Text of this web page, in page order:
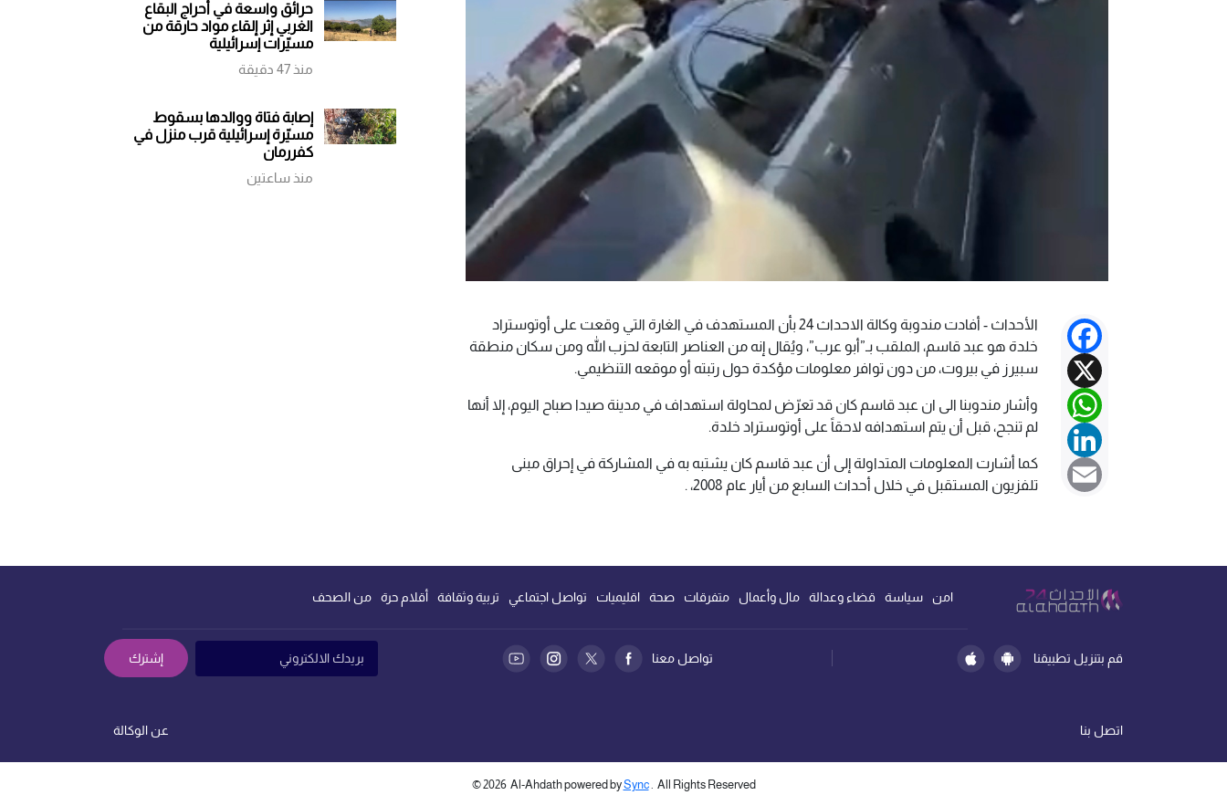
Facebook
X
WhatsApp
LinkedIn
Email
الأحداث - أفادت مندوبة وكالة الاحداث 24 بأن المستهدف في الغارة التي وقعت على أوتوستراد
خلدة هو عبد قاسم، الملقب بـ”أبو عرب”، ويُقال إنه من العناصر التابعة لحزب الله ومن سكان منطقة
سبيرز في بيروت، من دون توافر معلومات مؤكدة حول رتبته أو موقعه التنظيمي.
وأشار مندوبنا الى ان عبد قاسم كان قد تعرّض لمحاولة استهداف في مدينة صيدا صباح اليوم، إلا أنها
لم تنجح، قبل أن يتم استهدافه لاحقاً على أوتوستراد خلدة.
كما أشارت المعلومات المتداولة إلى أن عبد قاسم كان يشتبه به في المشاركة في إحراق مبنى
تلفزيون المستقبل في خلال أحداث السابع من أيار عام 2008، .
الوالد
حرائق واسعة في أحراج البقاع
الغربي إثر إلقاء مواد حارقة من
مسيّرات إسرائيلية
منذ 47 دقيقة
إصابة فتاة ووالدها بسقوط
مسيّرة إسرائيلية قرب منزل في
كفررمان
منذ ساعتين
امن سياسة قضاء وعدالة مال وأعمال متفرقات صحة اقليميات تواصل اجتماعي تربية وثقافة أقلام حرة من الصحف
قم بتنزيل تطبيقنا تواصل معنا إشترك
اتصل بنا عن الوكالة
©2026Al-Ahdath powered bySync. All Rights Reserved